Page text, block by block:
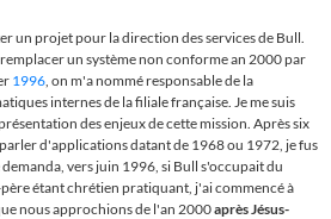
un projet pour la direction des services de Bull.
remplacer un système non conforme an 2000 par
1996 , on m'a nommé responsable de la
internes de la filiale française. Je me suis
des enjeux de cette mission. Après six
d'applications datant de 1968 ou 1972, je fus
vers juin 1996, si Bull s'occupait du
étant chrétien pratiquant, j'ai commencé à
nous approchions de l'an 2000après Jésus-